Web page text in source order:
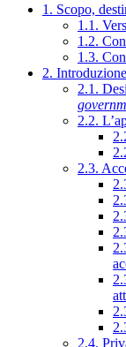
1. Scopo,
1.1.
1.2.
1.3.
2.
2.1.
2.2.
2.3.
2.4.